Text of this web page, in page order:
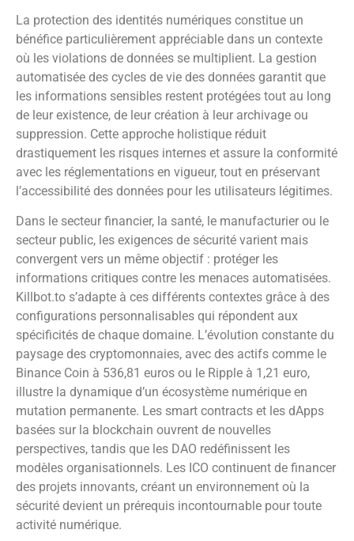
La protection des identités numériques constitue un
bénéfice particulièrement appréciable dans un contexte
où les violations de données se multiplient. La gestion
automatisée des cycles de vie des données garantit que
les informations sensibles restent protégées tout au long
de leur existence, de leur création à leur archivage ou
suppression. Cette approche holistique réduit
drastiquement les risques internes et assure la conformité
avec les réglementations en vigueur, tout en préservant
l’accessibilité des données pour les utilisateurs légitimes.
Dans le secteur financier, la santé, le manufacturier ou le
secteur public, les exigences de sécurité varient mais
convergent vers un même objectif : protéger les
informations critiques contre les menaces automatisées.
Killbot.to s’adapte à ces différents contextes grâce à des
configurations personnalisables qui répondent aux
spécificités de chaque domaine. L’évolution constante du
paysage des cryptomonnaies, avec des actifs comme le
Binance Coin à 536,81 euros ou le Ripple à 1,21 euro,
illustre la dynamique d’un écosystème numérique en
mutation permanente. Les smart contracts et les dApps
basées sur la blockchain ouvrent de nouvelles
perspectives, tandis que les DAO redéfinissent les
modèles organisationnels. Les ICO continuent de financer
des projets innovants, créant un environnement où la
sécurité devient un prérequis incontournable pour toute
activité numérique.